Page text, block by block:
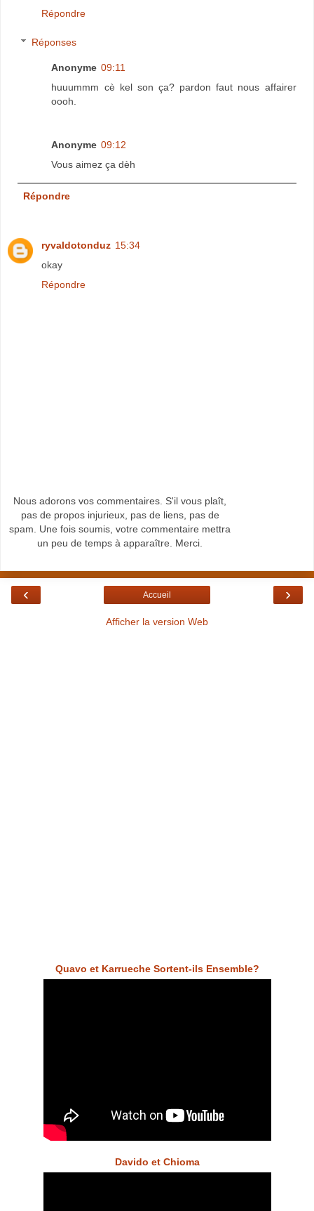
Répondre
Réponses
Anonyme 09:11
huuummm cè kel son ça? pardon faut nous affairer
oooh.
Anonyme 09:12
Vous aimez ça dèh
Répondre
ryvaldotonduz 15:34
okay
Répondre
Nous adorons vos commentaires. S'il vous plaît,
pas de propos injurieux, pas de liens, pas de
spam. Une fois soumis, votre commentaire mettra
un peu de temps à apparaître. Merci.
‹ ›
Accueil
Afficher la version Web
Quavo et Karrueche Sortent-ils Ensemble?
Davido et Chioma